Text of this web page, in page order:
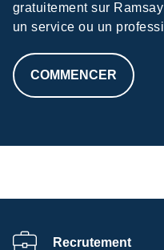
gratuitement sur
un service ou un
COMMENCER
Recrutement